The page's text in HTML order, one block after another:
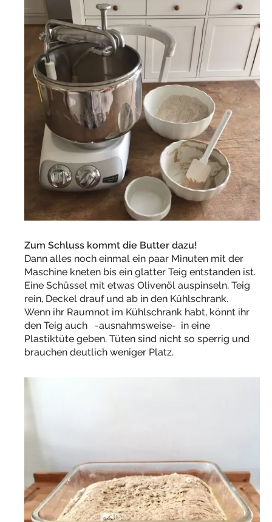
Zum Schluss kommt die Butter dazu!
Dann alles noch einmal ein paar Minuten mit der
Maschine kneten bis ein glatter Teig entstanden ist.
Eine Schüssel mit etwas Olivenöl auspinseln, Teig
rein, Deckel drauf und ab in den Kühlschrank.
Wenn ihr Raumnot im Kühlschrank habt, könnt ihr
den Teig auch -ausnahmsweise- in eine
Plastiktüte geben. Tüten sind nicht so sperrig und
brauchen deutlich weniger Platz.